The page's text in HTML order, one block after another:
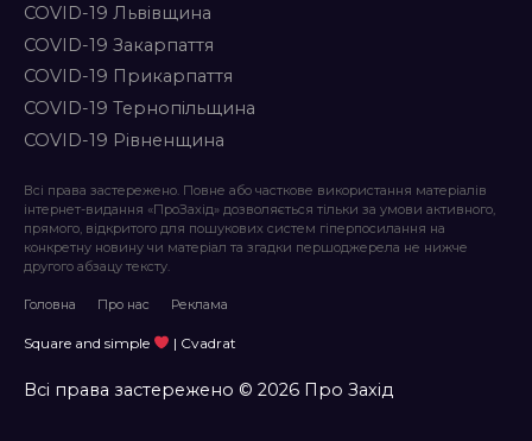
COVID-19 Львівщина
COVID-19 Закарпаття
COVID-19 Прикарпаття
COVID-19 Тернопільщина
COVID-19 Рівненщина
Всі права застережено. Повне або часткове використання матеріалів
інтернет-видання «ПроЗахід» дозволяється тільки за умови активного,
прямого, відкритого для пошукових систем гіперпосилання на
конкретну новину чи матеріал та згадки першоджерела не нижче
другого абзацу тексту.
Головна Про нас Реклама
Square and simple | Cvadrat
Всі права застережено © 2026 Про Захід